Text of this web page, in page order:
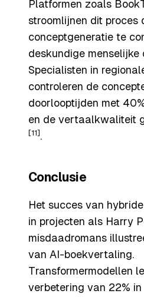
Platformen zoals
stroomlijnen dit proces
conceptgeneratie te
deskundige menselijke
Specialisten in
controleren de
doorlooptijden met
en de vertaalkwaliteit
[11] .
Conclusie
Het succes van
in projecten als Harry
misdaadromans
van AI-boekvertaling.
Transformermodellen
verbetering van 22% in